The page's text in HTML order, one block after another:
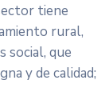
tiene
rural,
social, que
y de calidad;